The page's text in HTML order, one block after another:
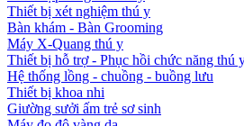
Thiết bị xét nghiệm thú y
Bàn khám - Bàn Grooming
Máy X-Quang thú y
Thiết bị hỗ trợ - Phục hồi chức năng thú
Hệ thống lồng - chuồng - buồng lưu
Thiết bị khoa nhi
Giường sưởi ấm trẻ sơ sinh